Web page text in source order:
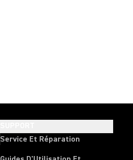
Service Et Réparation